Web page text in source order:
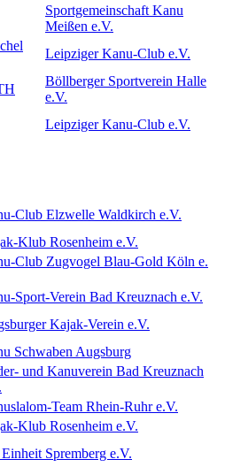
Sportgemeinschaft Kanu
Meißen e.V.
Leipziger Kanu-Club e.V.
Böllberger Sportverein Halle
e.V.
Leipziger Kanu-Club e.V.
Club Elzwelle Waldkirch e.V.
Klub Rosenheim e.V.
Club Zugvogel Blau-Gold Köln e.
Sport-Verein Bad Kreuznach e.V.
Kajak-Verein e.V.
Schwaben Augsburg
und Kanuverein Bad Kreuznach
Team Rhein-Ruhr e.V.
Klub Rosenheim e.V.
Spremberg e.V.